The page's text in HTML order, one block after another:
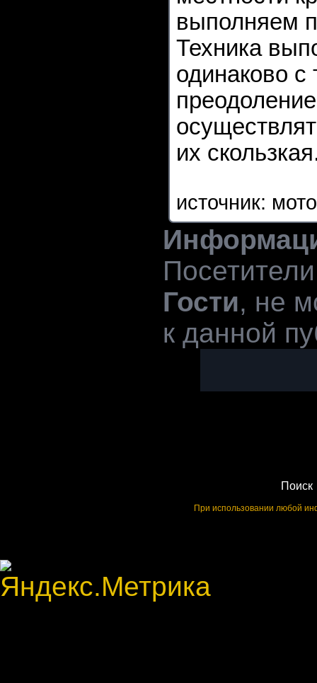
выполняем
Техника
одинаково с
их
источник: мото
Гости, не
к данной
Поиск
При использовании любой